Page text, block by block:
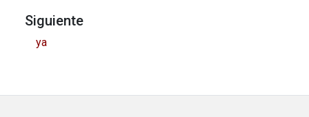
Siguiente
ya